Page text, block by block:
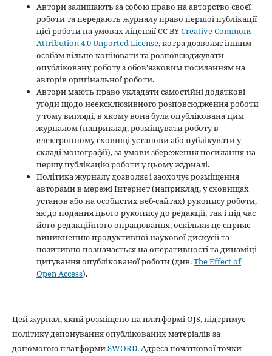
Автори залишають за собою право на авторство своєї
роботи та передають журналу право першої публікації
цієї роботи на умовах ліцензії CC BYCreative Commons
Attribution 4.0 Unported License, котра дозволяє іншим
особам вільно копіювати та розповсюджувати
опубліковану роботу з обов'язковим посиланням на
авторів оригінальної роботи.
Автори мають право укладати самостійні додаткові
угоди щодо неексклюзивного розповсюдження роботи
у тому вигляді, в якому вона була опублікована цим
журналом (наприклад, розміщувати роботу в
електронному сховищі установи або публікувати у
складі монографії), за умови збереження посилання на
першу публікацію роботи у цьому журналі.
Політика журналу дозволяє і заохочує розміщення
авторами в мережі Інтернет (наприклад, у сховищах
установ або на особистих веб-сайтах) рукопису роботи,
як до подання цього рукопису до редакції, так і під час
його редакційного опрацювання, оскільки це сприяє
виникненню продуктивної наукової дискусії та
позитивно позначається на оперативності та динаміці
цитування опублікованої роботи (див.The Effect of
Open Access).
Цей журнал, який розміщено на платформі OJS, підтримує
політику депонування опублікованих матеріалів за
допомогою платформиSWORD. Адреса початкової точки